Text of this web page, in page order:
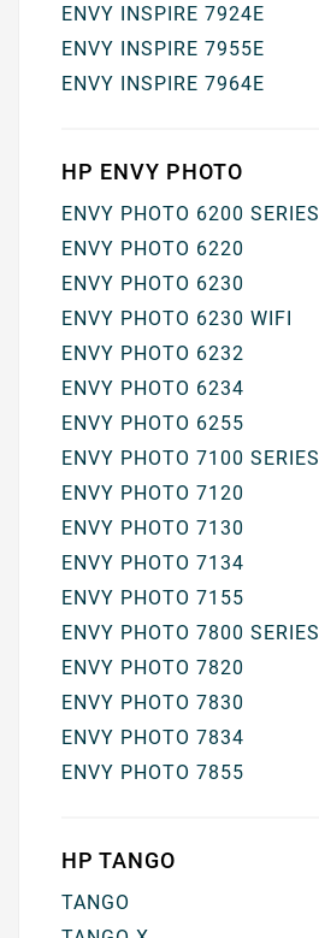
ENVY INSPIRE 7924E
ENVY INSPIRE 7955E
ENVY INSPIRE 7964E
HP ENVY PHOTO
ENVY PHOTO 6200 SERIES
ENVY PHOTO 6220
ENVY PHOTO 6230
ENVY PHOTO 6230 WIFI
ENVY PHOTO 6232
ENVY PHOTO 6234
ENVY PHOTO 6255
ENVY PHOTO 7100 SERIES
ENVY PHOTO 7120
ENVY PHOTO 7130
ENVY PHOTO 7134
ENVY PHOTO 7155
ENVY PHOTO 7800 SERIES
ENVY PHOTO 7820
ENVY PHOTO 7830
ENVY PHOTO 7834
ENVY PHOTO 7855
HP TANGO
TANGO